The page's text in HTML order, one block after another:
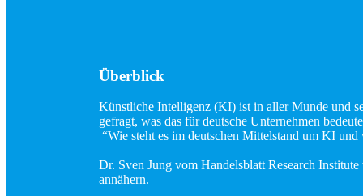
Überblick
Künstliche Intelligenz (KI) ist in aller Munde und
gefragt, was das für deutsche Unternehmen
“Wie steht es im deutschen Mittelstand um KI
Dr. Sven Jung vom Handelsblatt Research
annähern.